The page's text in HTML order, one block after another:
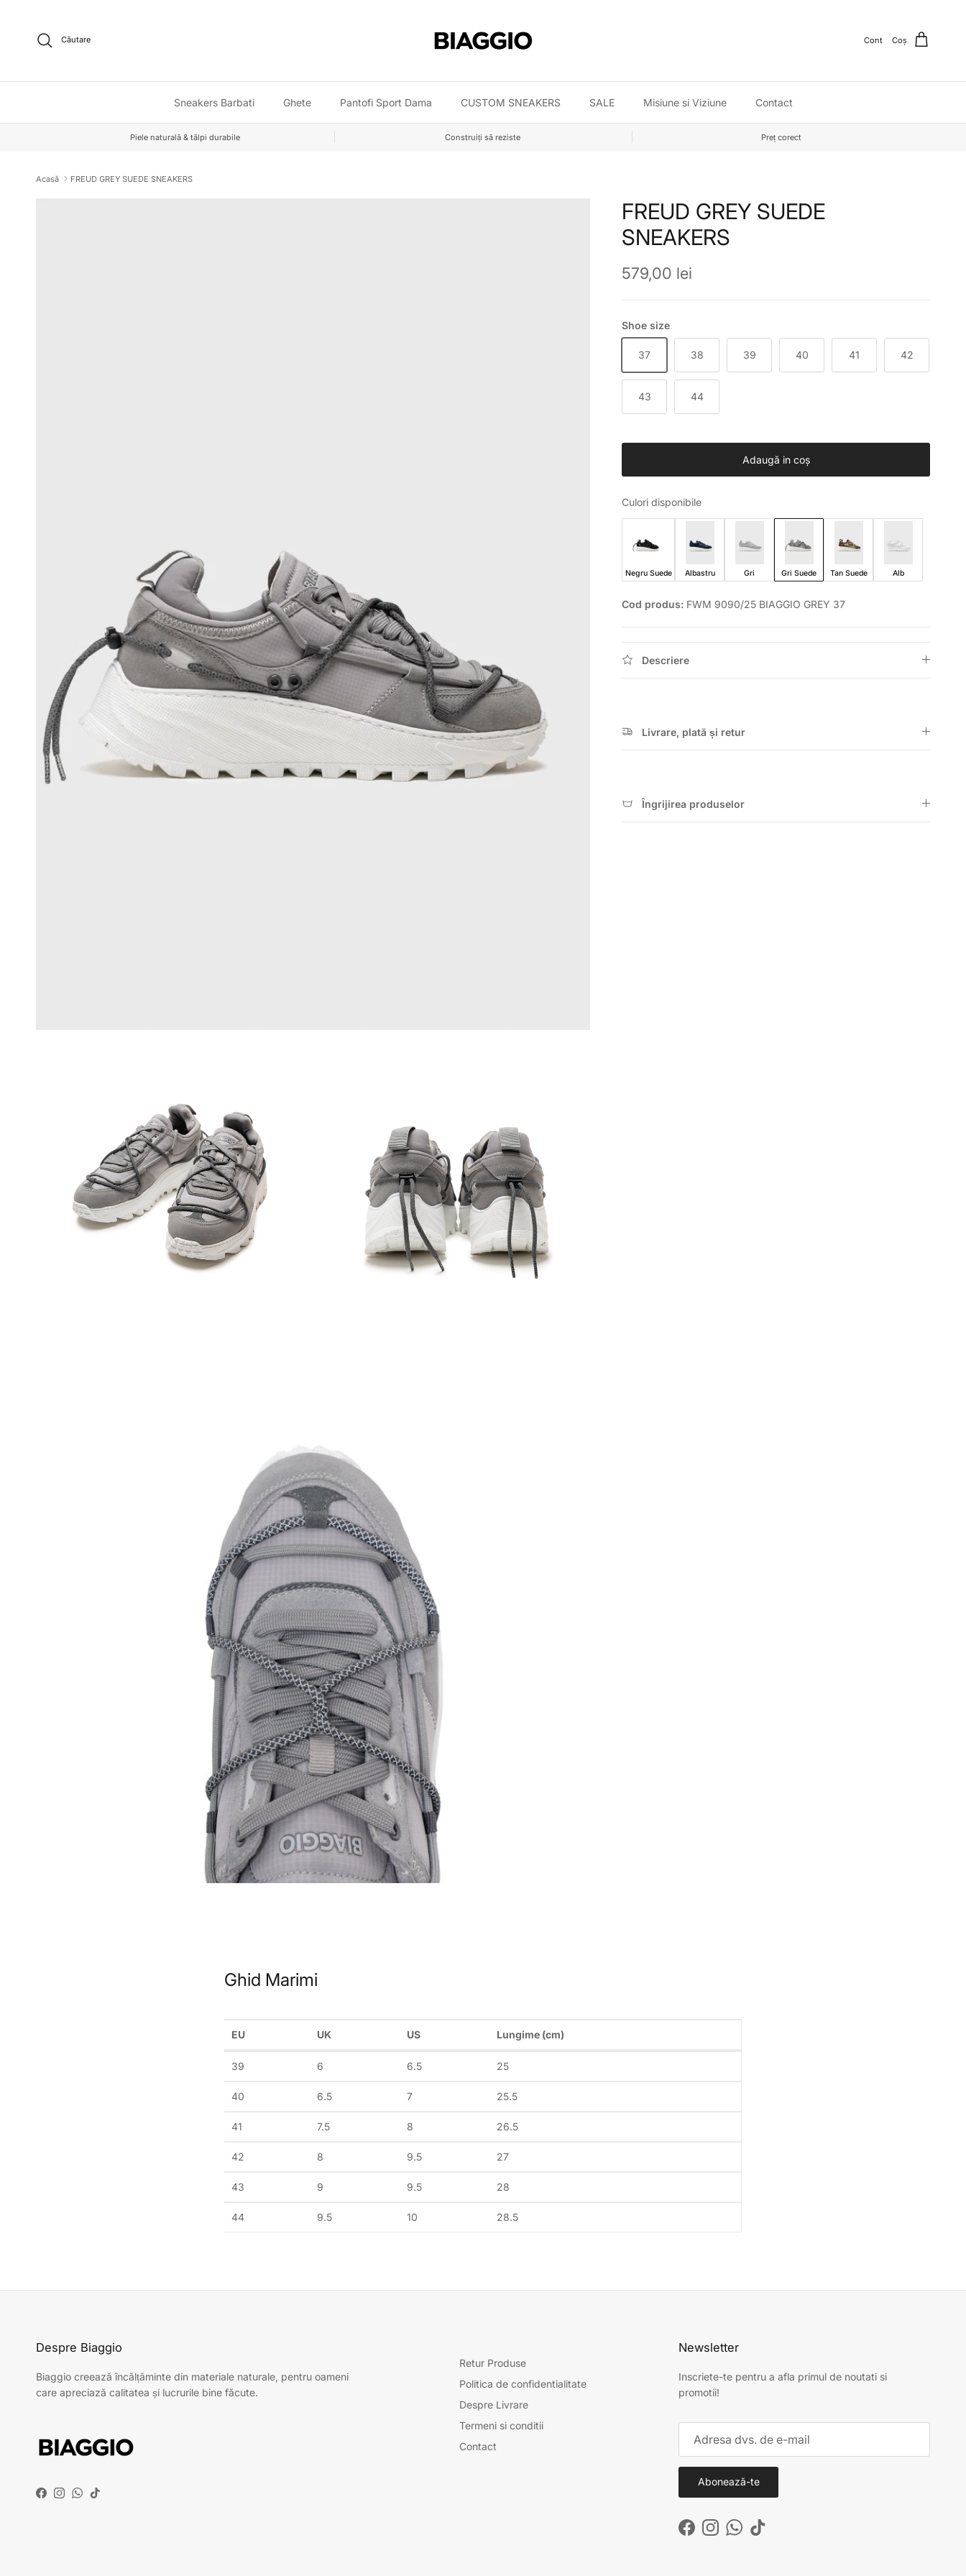
Căutare Cont Coș
Sneakers Barbati Ghete Pantofi Sport Dama CUSTOM SNEAKERS SALE Misiune si Viziune Contact
Piele naturală & tălpi durabile Construiți să reziste Preț corect
Acasă FREUD GREY SUEDE SNEAKERS
FREUD GREY SUEDE
SNEAKERS
Preț obișnuit
579,00 lei
Shoe size
37 38 39 40 41 42
43 44
Adaugă in coş
Culori disponibile
Negru Suede Albastru Gri Gri Suede Tan Suede Alb
Cod produs: FWM 9090/25 BIAGGIO GREY 37
Descriere
Livrare, plată și retur
Îngrijirea produselor
Ghid Marimi
EU UK US Lungime (cm)
39 6 6.5 25
40 6.5 7 25.5
41 7.5 8 26.5
42 8 9.5 27
43 9 9.5 28
44 9.5 10 28.5
Despre Biaggio
Biaggio creează încălțăminte din materiale naturale, pentru oameni
care apreciază calitatea și lucrurile bine făcute.
Facebook
Instagram
WhatsApp
TikTok
Retur Produse
Politica de confidentialitate
Despre Livrare
Termeni si conditii
Contact
Newsletter
Inscriete-te pentru a afla primul de noutati si
promotii!
Abonează-te
FacebookInstagram
WhatsApp
TikTok